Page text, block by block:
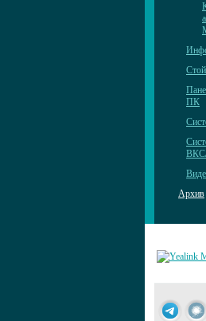
ПК
ВКС/
Архив